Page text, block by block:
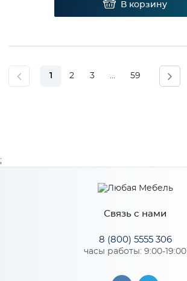
В корзину
1 2 3 ... 59
Связь с нами
8 (800) 5555 306
часы работы: 9:00-19:00
;